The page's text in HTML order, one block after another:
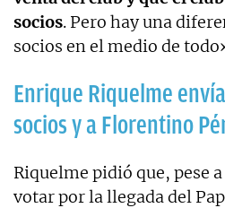
socios. Pero hay una
socios en el medio de
Enrique Riquelme
socios y a Florentino
Riquelme pidió que, pese
votar por la llegada del